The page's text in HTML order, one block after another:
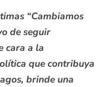
“Cambiamos
de seguir
cara a la
que contribuya
brinde una